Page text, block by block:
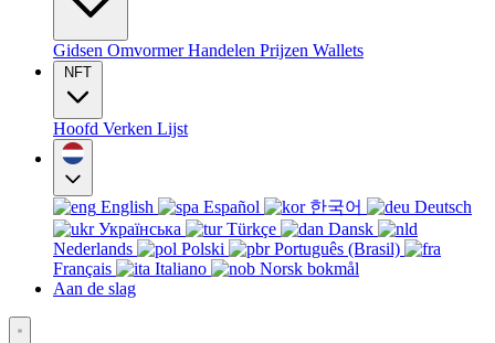
Gidsen OmvormerHandelen Prijzen Wallets
NFT
Hoofd Verken Lijst
English Español 한국어
Deutsch
Українська
Türkçe
Dansk
Nederlands
Polski
Português (Brasil)
Français
Italiano
Norsk bokmål
Aan de slag